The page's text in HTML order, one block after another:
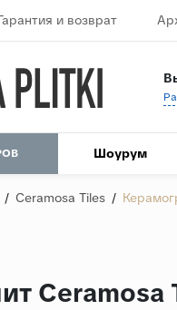
и возврат
Шоурум
/ Ceramosa Tiles /